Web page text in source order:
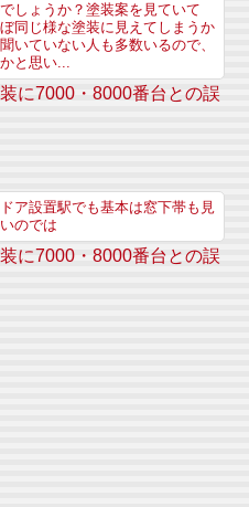
しょうか？塗装案を見ていて
同じ様な塗装に見えてしまうか
いていない人も多数いるので、
と思い...
に7000・8000番台との誤
ア設置駅でも基本は窓下帯も見
のでは
に7000・8000番台との誤